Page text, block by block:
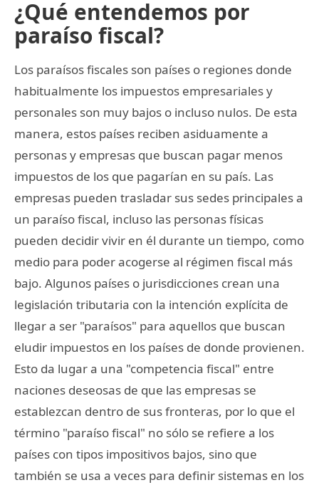
¿Qué entendemos por
paraíso fiscal?
Los paraísos fiscales son países o regiones donde
habitualmente los impuestos empresariales y
personales son muy bajos o incluso nulos. De esta
manera, estos países reciben asiduamente a
personas y empresas que buscan pagar menos
impuestos de los que pagarían en su país. Las
empresas pueden trasladar sus sedes principales a
un paraíso fiscal, incluso las personas físicas
pueden decidir vivir en él durante un tiempo, como
medio para poder acogerse al régimen fiscal más
bajo. Algunos países o jurisdicciones crean una
legislación tributaria con la intención explícita de
llegar a ser "paraísos" para aquellos que buscan
eludir impuestos en los países de donde provienen.
Esto da lugar a una "competencia fiscal" entre
naciones deseosas de que las empresas se
establezcan dentro de sus fronteras, por lo que el
término "paraíso fiscal" no sólo se refiere a los
países con tipos impositivos bajos, sino que
también se usa a veces para definir sistemas en los